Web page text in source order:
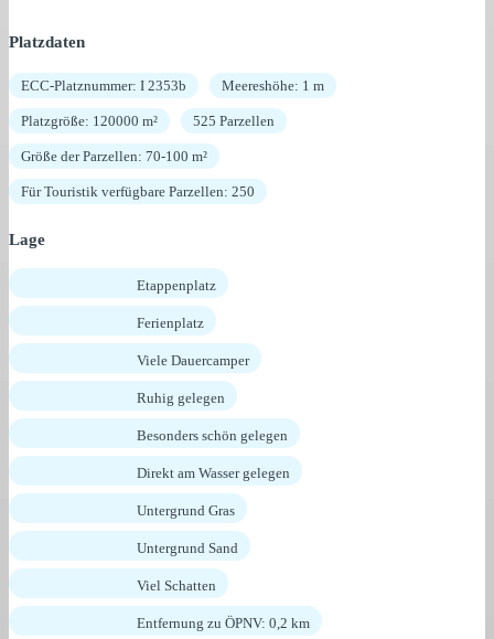
Platzdaten
ECC-Platznummer: I 2353b Meereshöhe: 1 m
Platzgröße: 120000 m² 525 Parzellen
Größe der Parzellen: 70-100 m²
Für Touristik verfügbare Parzellen: 250
Lage
Etappenplatz
Ferienplatz
Viele Dauercamper
Ruhig gelegen
Besonders schön gelegen
Direkt am Wasser gelegen
Untergrund Gras
Untergrund Sand
Viel Schatten
Entfernung zu ÖPNV: 0,2 km